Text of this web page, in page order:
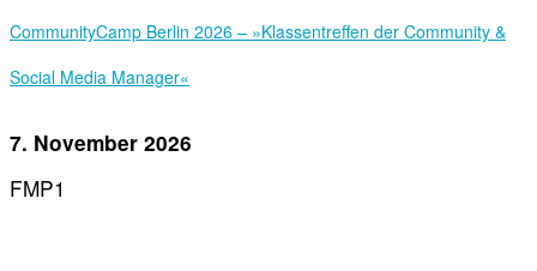
Community­Camp Berlin 2026 – »Klassentreffen der Community &
Social Media Manager«
7. November 2026
FMP1